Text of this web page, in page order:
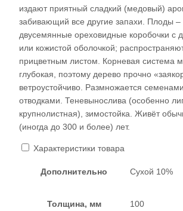
издают приятный сладкий (медовый)
забивающий все другие запахи. Плоды
двусемянные ореховидные коробочки с
или кожистой оболочкой;
прицветным листом. Корневая система
глубокая, поэтому дерево прочно
ветроустойчиво. Размножается
отводками. Теневынослива (особенно
крупнолистная), зимостойка. Живёт
(иногда до 300 и более) лет.
Характеристики товара
Дополнительно Сухой 10%
Толщина, мм 100